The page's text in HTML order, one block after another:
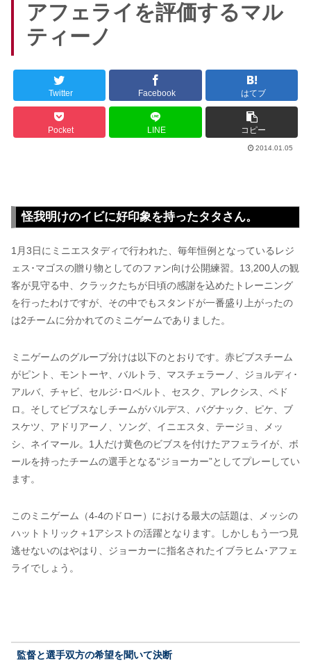
アフェライを評価するマル
ティーノ
Twitter Facebook はてブ
Pocket LINE コピー
2014.01.05
怪我明けのイビに好印象を持ったタタさん。
1月3日にミニエスタディで行われた、毎年恒例となっているレジ
ェス･マゴスの贈り物としてのファン向け公開練習。13,200人の観
客が見守る中、クラックたちが日頃の感謝を込めたトレーニング
を行ったわけですが、その中でもスタンドが一番盛り上がったの
は2チームに分かれてのミニゲームでありました。
ミニゲームのグループ分けは以下のとおりです。赤ビブスチーム
がピント、モントーヤ、バルトラ、マスチェラーノ、ジョルディ･
アルバ、チャビ、セルジ･ロベルト、セスク、アレクシス、ペド
ロ。そしてビブスなしチームがバルデス、バグナック、ピケ、ブ
スケツ、アドリアーノ、ソング、イニエスタ、テージョ、メッ
シ、ネイマール。1人だけ黄色のビブスを付けたアフェライが、ボ
ールを持ったチームの選手となる“ジョーカー”としてプレーしてい
ます。
このミニゲーム（4-4のドロー）における最大の話題は、メッシの
ハットトリック＋1アシストの活躍となります。しかしもう一つ見
逃せないのはやはり、ジョーカーに指名されたイブラヒム･アフェ
ライでしょう。
監督と選手双方の希望を聞いて決断